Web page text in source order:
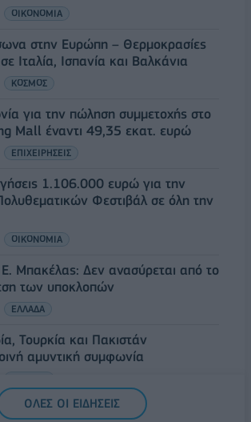
ΟΙΚΟΝΟΜΙΑ
στην Ευρώπη – Θερμοκρασίες
Ιταλία, Ισπανία και Βαλκάνια
ΚΟΣΜΟΣ
για την πώληση συμμετοχής στο
Mall έναντι 49,35 εκατ. ευρώ
ΕΠΙΧΕΙΡΗΣΕΙΣ
1.106.000 ευρώ για την
Φεστιβάλ σε όλη την
ΟΙΚΟΝΟΜΙΑ
Μπακέλας: Δεν ανασύρεται από το
των υποκλοπών
ΕΛΛΑΔΑ
Τουρκία και Πακιστάν
αμυντική συμφωνία
ΟΛΕΣ ΟΙ ΕΙΔΗΣΕΙΣ